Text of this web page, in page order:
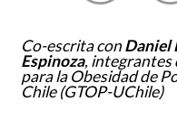
Co-escrita conDaniel
Espinoza, integrantes
para la Obesidad de
Chile (GTOP-UChile)